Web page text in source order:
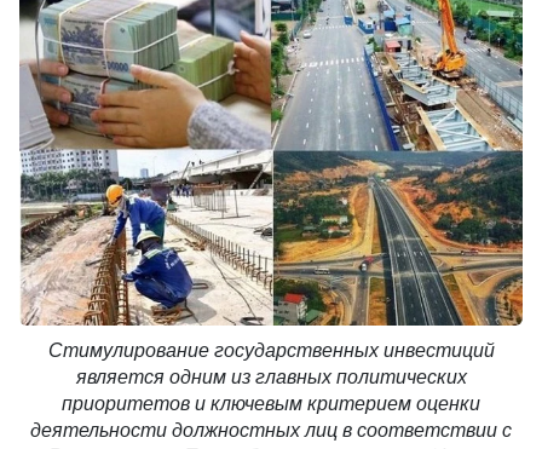
Стимулирование государственных инвестиций
является одним из главных политических
приоритетов и ключевым критерием оценки
деятельности должностных лиц в соответствии с